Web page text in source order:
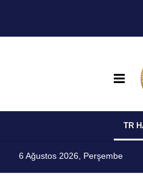
TR
6 Ağustos 2026, Perşembe